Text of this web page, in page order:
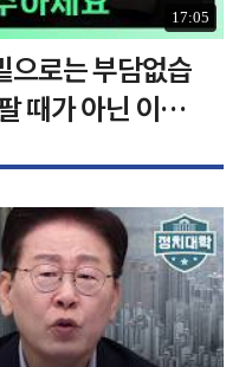
17:05
로는 부담없습
때가 아닌 이유